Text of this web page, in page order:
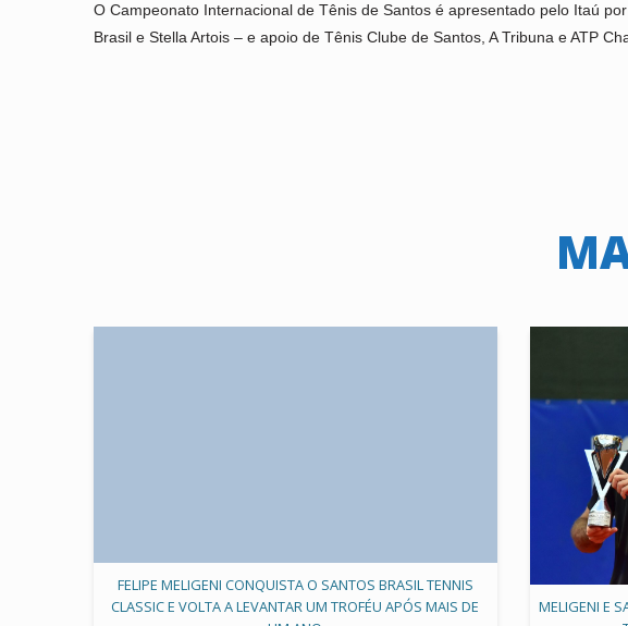
O Campeonato Internacional de Tênis de Santos é apresentado pelo Itaú
Brasil e Stella Artois – e apoio de Tênis Clube de Santos, A Tribuna e ATP
FELIPE MELIGENI CONQUISTA O SANTOS BRASIL TENNIS
CLASSIC E VOLTA A LEVANTAR UM TROFÉU APÓS MAIS DE
MELIGENI E